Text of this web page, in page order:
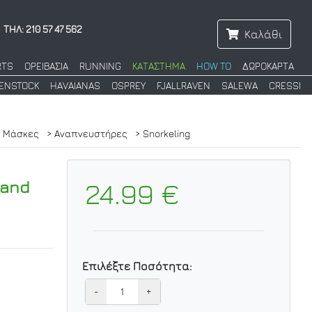
ΤΗΛ: 210 57 47 562 Καλάθι
ΟΡΕΙΒΑΣΙΑ RUNNING ΚΑΤΑΣΤΗΜΑ HOW TO
ΔΩΡΟΚΑΡΤΑ
HAVAIANAS OSPREY FJALLRAVEN SALEWA CRESSI
Μάσκες > Αναπνευστήρες > Snorkeling
24.99 €
Επιλέξτε Ποσότητα:
- +